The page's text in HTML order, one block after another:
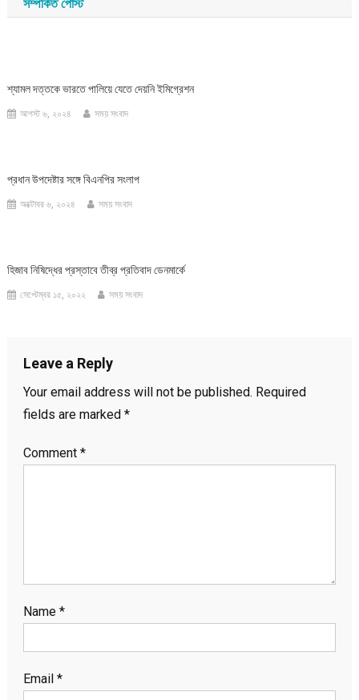
সম্পর্কিত পোস্ট
শ্যামল দত্তকে ভারতে পালিয়ে যেতে দেয়নি ইমিগ্রেশন
আগস্ট ৬, ২০২৪ সময় সংবাদ
প্রধান উপদেষ্টার সঙ্গে বিএনপির সংলাপ
অক্টোবর ৬, ২০২৪ সময় সংবাদ
হিজাব নিষিদ্ধের প্রস্তাবে তীব্র প্রতিবাদ ডেনমার্কে
সেপ্টেম্বর ১৫, ২০২২ সময় সংবাদ
Leave a Reply
Your email address will not be published. Required
fields are marked *
Comment *
Name *
Email *